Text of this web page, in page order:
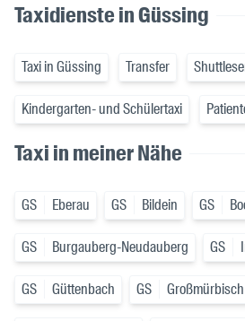
Taxidienste in Güssing
Taxi in Güssing Transfer
Kindergarten- und Schülertaxi
Taxi in meiner Nähe
GS Eberau GS Bildein GS
GS Burgauberg-Neudauberg GS
GS Güttenbach GS Großmürbisch